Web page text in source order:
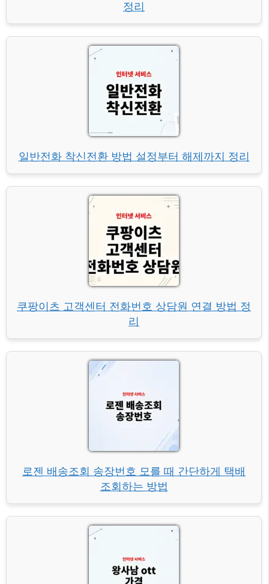
정리
일반전화 착신전환 방법 설정부터 해제까지 정리
쿠팡이츠 고객센터 전화번호 상담원 연결 방법 정
리
로젠 배송조회 송장번호 모를 때 간단하게 택배
조회하는 방법